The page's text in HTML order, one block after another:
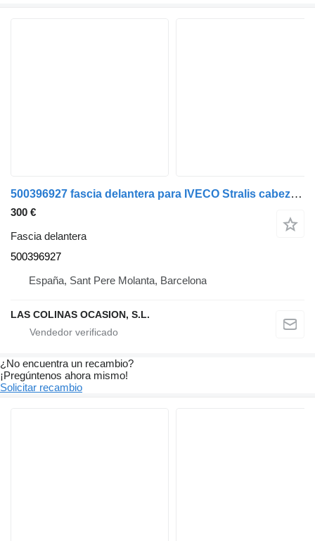
500396927 fascia delantera para IVECO Stralis cabeza tractora
300 €
Fascia delantera
500396927
España, Sant Pere Molanta, Barcelona
LAS COLINAS OCASION, S.L.
¿No encuentra un recambio?
¡Pregúntenos ahora mismo!
Solicitar recambio